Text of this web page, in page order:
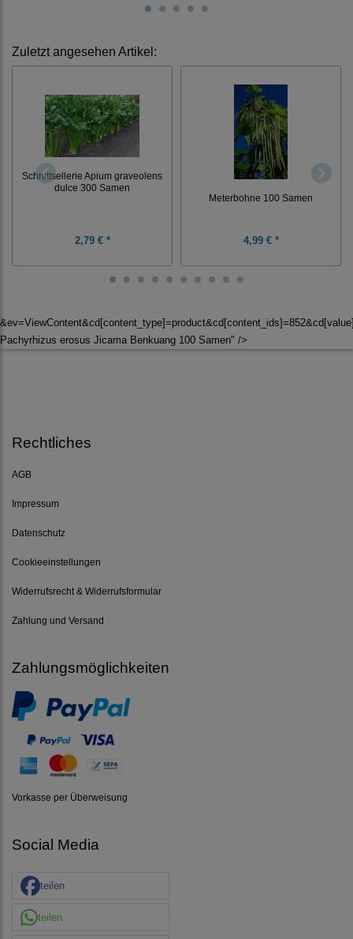
Zuletzt angesehen Artikel:
Schnittsellerie Apium graveolens
dulce 300 Samen
2,79 € *
Meterbohne 100 Samen
4,99 € *
Pachyrhizus erosus Jicama Benkuang 100 Samen" />
Rechtliches
AGB
Impressum
Datenschutz
Cookieeinstellungen
Widerrufsrecht & Widerrufsformular
Zahlung und Versand
Zahlungsmöglichkeiten
Vorkasse per Überweisung
Social Media
teilen
teilen